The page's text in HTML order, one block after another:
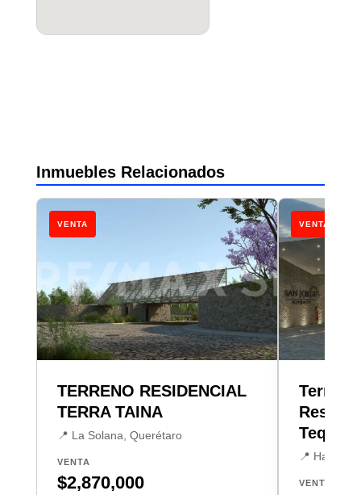
Inmuebles Relacionados
VENTA
TERRENO RESIDENCIAL
TERRA TAINA
📍 La Solana, Querétaro
VENTA
$2,870,000
VENTA
📍
VENTA